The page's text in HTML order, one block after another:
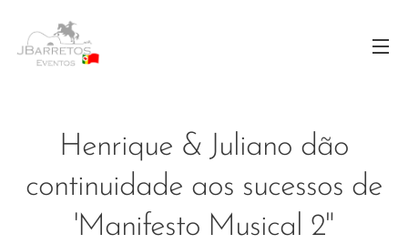
Henrique & Juliano dão
continuidade aos sucessos de
'Manifesto Musical 2"